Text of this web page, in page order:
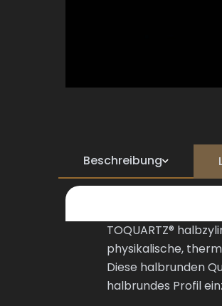
Beschreibung
TOQUARTZ®
physikalische,
Diese halbrunden
halbrundes Profil